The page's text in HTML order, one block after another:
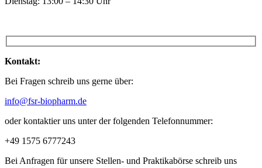
Kontakt:
Bei Fragen schreib uns gerne über:
info@fsr-biopharm.de
oder kontaktier uns unter der folgenden Telefonnummer:
+49 1575 6777243
Bei Anfragen für unsere Stellen- und Praktikabörse schreib uns